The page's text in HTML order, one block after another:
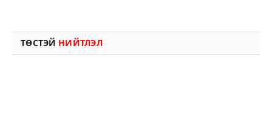
ТӨСТЭЙ НИЙТЛЭЛ